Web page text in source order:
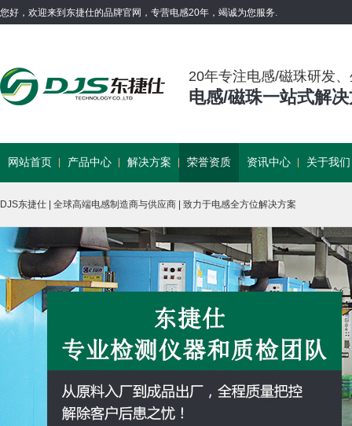
您好，欢迎来到东捷仕的品牌官网，专营电感20年，竭诚为您服务.
20年专注电感/磁珠研发
电感/磁珠一站式解
网站首页 产品中心 解决方案 荣誉资质 资讯中心 关于我们
DJS东捷仕 | 全球高端电感制造商与供应商 | 致力于电感全方位解决方案